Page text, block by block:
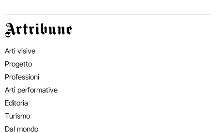
Artribune
Arti visive
Progetto
Professioni
Arti performative
Editoria
Turismo
Dal mondo